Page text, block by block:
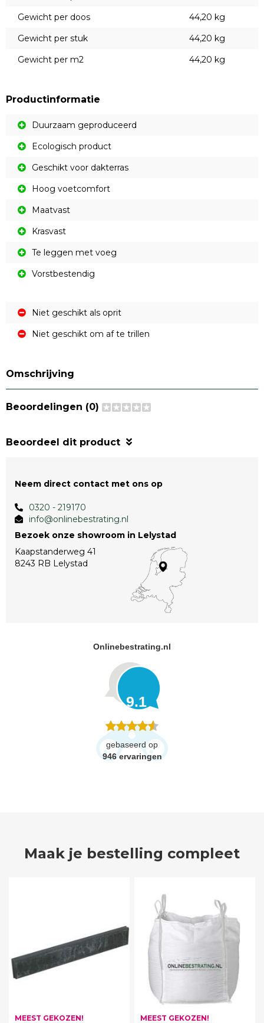
Gewicht per doos
44,20 kg
Gewicht per stuk
44,20 kg
Gewicht per m2
44,20 kg
Productinformatie
Duurzaam geproduceerd
Ecologisch product
Geschikt voor dakterras
Hoog voetcomfort
Maatvast
Krasvast
Te leggen met voeg
Vorstbestendig
Niet geschikt als oprit
Niet geschikt om af te trillen
Omschrijving
Beoordelingen (0)
Beoordeel dit product
Neem direct contact met ons op
0320 - 219170
info@onlinebestrating.nl
Bezoek onze showroom in Lelystad
Kaapstanderweg 41
8243 RB Lelystad
Onlinebestrating.nl
9.1
gebaseerd op
946 ervaringen
Maak je bestelling compleet
MEEST GEKOZEN! MEEST GEKOZEN!